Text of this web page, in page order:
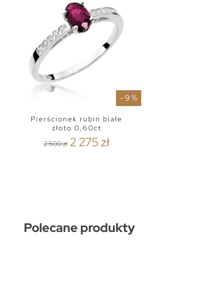
- 9 %
Pierścionek rubin białe
złoto 0,60ct
2 500 zł 2 275 zł
Polecane produkty